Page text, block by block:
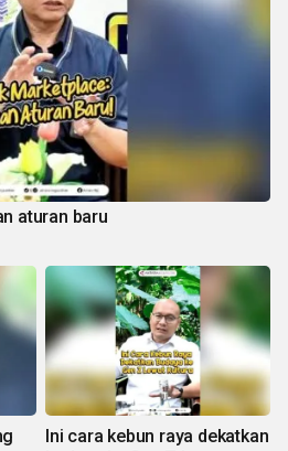
aturan baru
Ini cara kebun raya dekatkan